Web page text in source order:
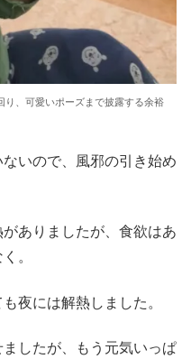
り、可愛いポーズまで披露する余裕
いので、風邪の引き始め
ありましたが、食欲はあ
。
夜には解熱しました。
したが、もう元気いっぱ